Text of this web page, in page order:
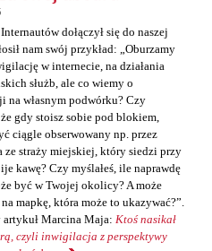
dołączył się do naszej
nam swój przykład: „Oburzamy
w internecie, na działania
służb, ale co wiemy o
na własnym podwórku? Czy
że gdy stoisz sobie pod blokiem,
ciągle obserwowany np. przez
ze straży miejskiej, który siedzi przy
kawę? Czy myślałeś, ile naprawdę
być w Twojej okolicy? A może
mapkę, która może to ukazywać?”.
artykuł Marcina Maja: Ktoś nasikał
czyli inwigilacja z perspektywy